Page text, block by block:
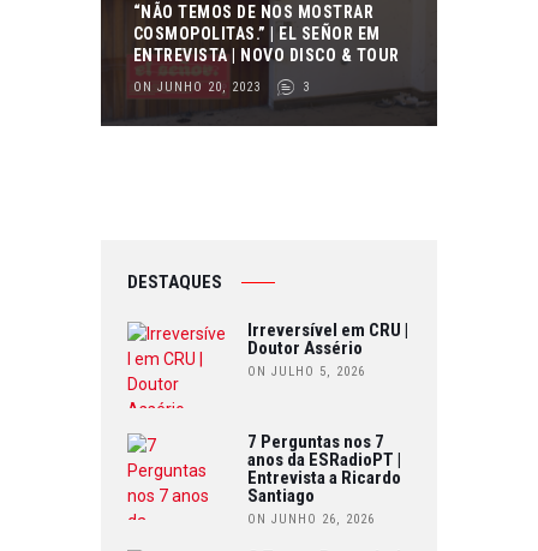
“NÃO TEMOS DE NOS MOSTRAR
COSMOPOLITAS.” | EL SEÑOR EM
ENTREVISTA | NOVO DISCO & TOUR
ON JUNHO 20, 2023 3
DESTAQUES
Irreversível em CRU |
Doutor Assério
ON JULHO 5, 2026
7 Perguntas nos 7
anos da ESRadioPT |
Entrevista a Ricardo
Santiago
ON JUNHO 26, 2026